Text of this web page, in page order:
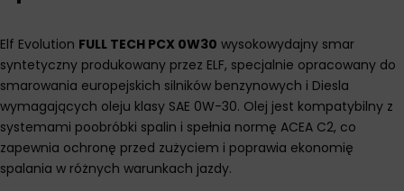
Elf Evolution FULL TECH PCX 0W30 wysokowydajny smar
syntetyczny produkowany przez ELF, specjalnie opracowany do
smarowania europejskich silników benzynowych i Diesla
wymagających oleju klasy SAE 0W-30. Olej jest kompatybilny z
systemami poobróbki spalin i spełnia normę ACEA C2, co
zapewnia ochronę przed zużyciem i poprawia ekonomię
spalania w różnych warunkach jazdy.